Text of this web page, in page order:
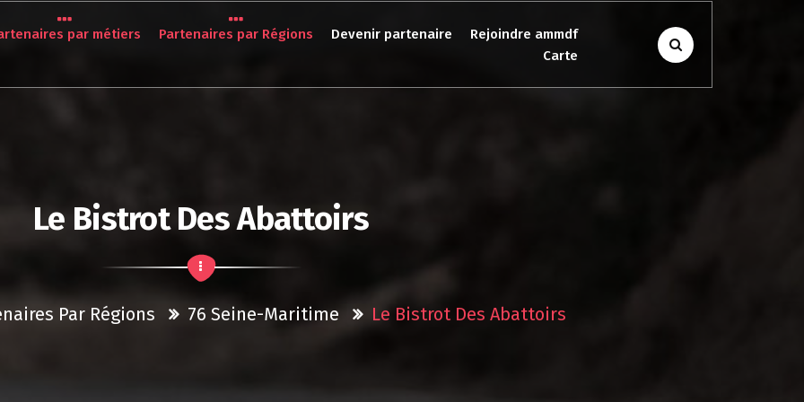
par métiers Partenaires par Régions Devenir partenaire
Rejoindre ammdf
Carte
Le Bistrot Des Abattoirs
Par Régions 76 Seine-Maritime Le Bistrot Des Abattoirs